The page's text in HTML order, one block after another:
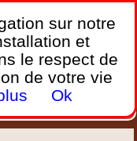
,
et PC.
Ports Montagnes
sur notre
et
le respect de
de votre vie
Ok